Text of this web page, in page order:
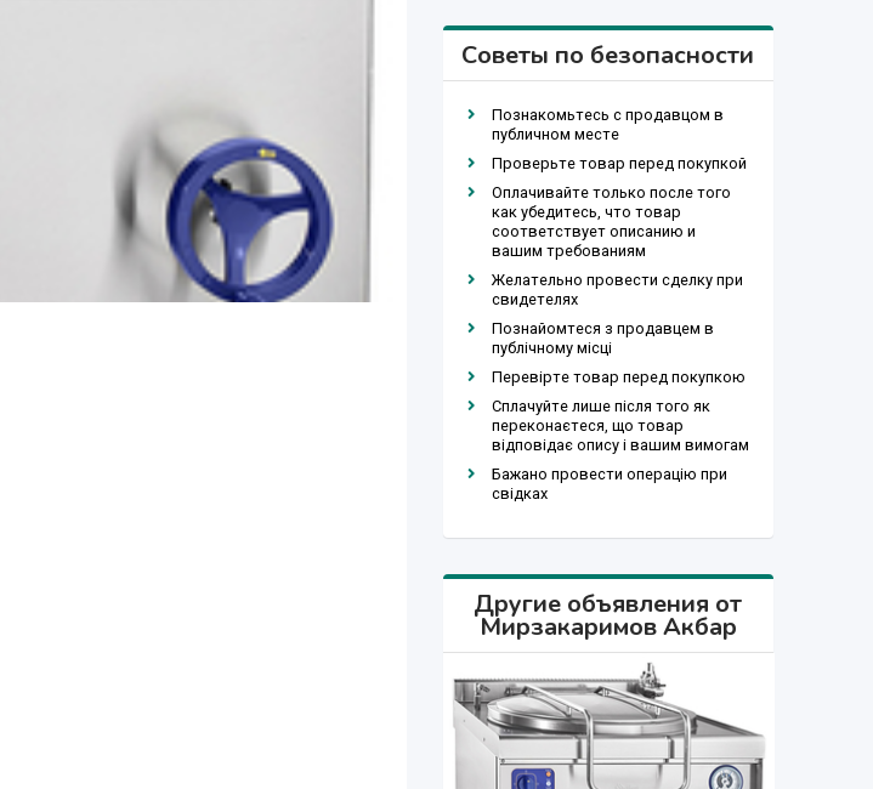
Советы по безопасности
Познакомьтесь с продавцом в
публичном месте
Проверьте товар перед покупкой
Оплачивайте только после того
как убедитесь, что товар
соответствует описанию и
вашим требованиям
Желательно провести сделку при
свидетелях
Познайомтеся з продавцем в
публічному місці
Перевірте товар перед покупкою
Сплачуйте лише після того як
переконаєтеся, що товар
відповідає опису і вашим вимогам
Бажано провести операцію при
свідках
Другие объявления от
Мирзакаримов Акбар